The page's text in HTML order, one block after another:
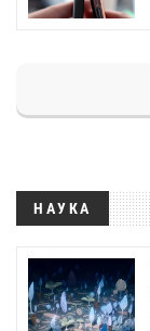
НАУКА